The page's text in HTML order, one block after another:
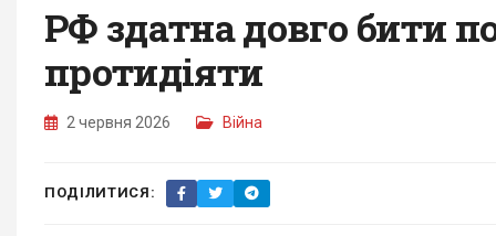
РФ здатна довго бити
протидіяти
2 червня 2026 Війна
ПОДІЛИТИСЯ: